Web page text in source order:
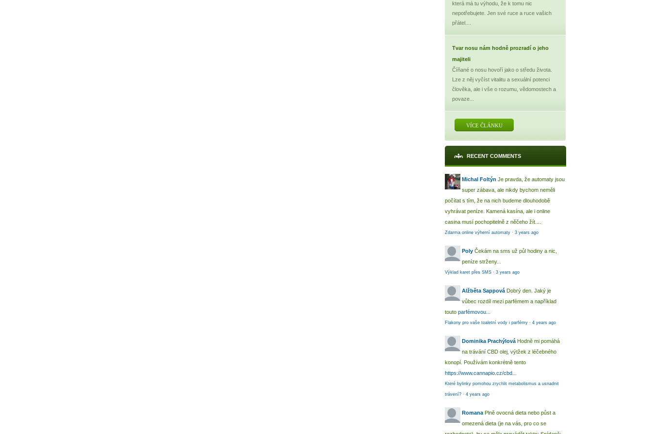
která má tu výhodu, že k tomu nic
nepotřebujete. Jen své ruce a ruce vašich
přátel....
Tvar nosu nám hodně prozradí o jeho
majiteli
Číňané o nosu hovoří jako o středu života.
Lze z něj vyčíst vitalitu a sexuální potenci
člověka, ale i vše o rozumu, vědomostech a
povaze...
VÍCE ČLÁNKU
RECENT COMMENTS
Michal Foltýn Je pravda, že automaty jsou
super zábava, ale nikdy bychom neměli
počítat s tím, že na nich budeme dlouhodobě
vyhrávat peníze. Kamená kasína, ale i online
casina musí pochopitelně z něčeho žít....
Zdarma online výherní automaty · 3 years ago
Poly Čekám na sms už půl hodiny a nic,
peníze strženy...
Výklad karet přes SMS · 3 years ago
Alžběta Sappová Dobrý den. Jaký je
vůbec rozdíl mezi parfémem a například
touto parfémovou...
Flakony pro vaše toaletní vody i parfémy · 4 years ago
Dominika Prachýlová Hodně mi pomáhá
na trávání CBD olej, výtžek z léčebného
konopí. Používám konkrétně tento
https://www.cannapio.cz/cbd...
Které bylinky pomohou zrychlit metabolismus a usnadnit
trávení? · 4 years ago
Romana Plně ovocná dieta nebo půst a
omezená dieta (je na vás, pro co se